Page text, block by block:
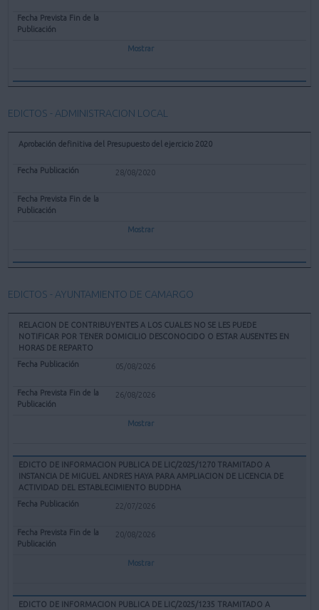
Mostrar
EDICTOS - ADMINISTRACION LOCAL
Aprobación definitiva del Presupuesto del ejercicio 2020
28/08/2020
Mostrar
EDICTOS - AYUNTAMIENTO DE CAMARGO
RELACION DE CONTRIBUYENTES A LOS CUALES NO SE LES PUEDE
NOTIFICAR POR TENER DOMICILIO DESCONOCIDO O ESTAR AUSENTES EN
HORAS DE REPARTO
05/08/2026
26/08/2026
Mostrar
EDICTO DE INFORMACION PUBLICA DE LIC/2025/1270 TRAMITADO A
INSTANCIA DE MIGUEL ANDRES HAYA PARA AMPLIACION DE LICENCIA DE
ACTIVIDAD DEL ESTABLECIMIENTO BUDDHA
22/07/2026
20/08/2026
Mostrar
EDICTO DE INFORMACION PUBLICA DE LIC/2025/1235 TRAMITADO A